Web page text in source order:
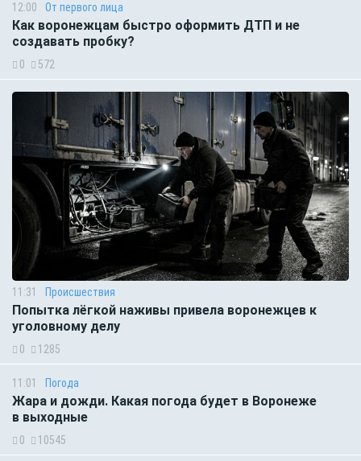
12:00 От первого лица
Как воронежцам быстро оформить ДТП и не
создавать пробку?
0 572
11:31 Происшествия
Попытка лёгкой наживы привела воронежцев к
уголовному делу
0 1285
11:01 Погода
Жара и дожди. Какая погода будет в Воронеже
в выходные
0 10545